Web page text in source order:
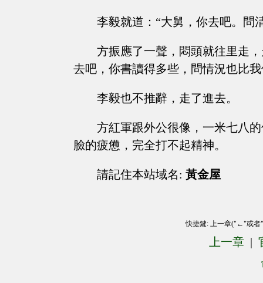
李毅就道：“大舅，你去吧。問
方振應了一聲，悶頭就往里走
去吧，你書讀得多些，問情況也比
李毅也不推辭，走了進去。
方紅軍跟外公很像，一米七八
臉的疲憊，完全打不起精神。
請記住本站域名: 黃金屋
快捷鍵: 上一章("←"或
上一章 |